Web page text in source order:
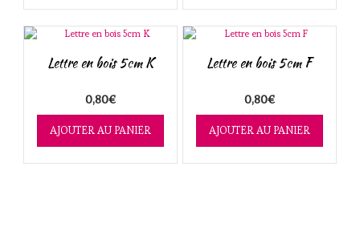
Lettre en bois 5cm K
0,80€
AJOUTER AU PANIER
Lettre en bois 5cm F
0,80€
AJOUTER AU PANIER